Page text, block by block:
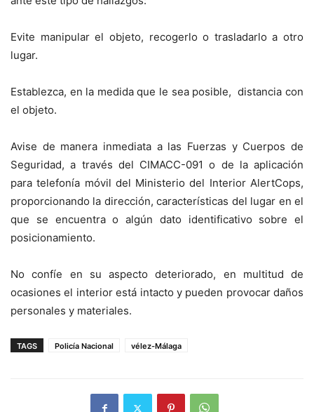
Evite manipular el objeto, recogerlo o trasladarlo a otro
lugar.
Establezca, en la medida que le sea posible, distancia con
el objeto.
Avise de manera inmediata a las Fuerzas y Cuerpos de
Seguridad, a través del CIMACC-091 o de la aplicación
para telefonía móvil del Ministerio del Interior AlertCops,
proporcionando la dirección, características del lugar en el
que se encuentra o algún dato identificativo sobre el
posicionamiento.
No confíe en su aspecto deteriorado, en multitud de
ocasiones el interior está intacto y pueden provocar daños
personales y materiales.
TAGS Policía Nacional vélez-Málaga